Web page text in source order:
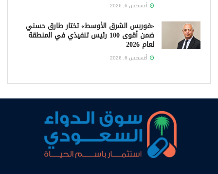
أغسطس 6, 2026
«فوربس الشرق الأوسط» تختار طارق حسني
ضمن أقوى 100 رئيس تنفيذي في المنطقة
لعام 2026
أغسطس 6, 2026